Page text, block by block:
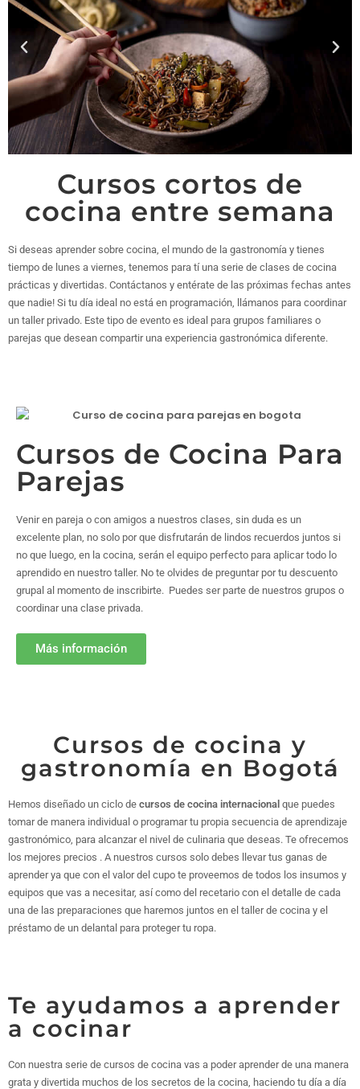
Cursos cortos de
cocina entre semana
Si deseas aprender sobre cocina, el mundo de la gastronomía y tienes
tiempo de lunes a viernes, tenemos para tí una serie de clases de cocina
prácticas y divertidas. Contáctanos y entérate de las próximas fechas antes
que nadie! Si tu día ideal no está en programación, llámanos para coordinar
un taller privado. Este tipo de evento es ideal para grupos familiares o
parejas que desean compartir una experiencia gastronómica diferente.
Cursos de Cocina Para
Parejas
Venir en pareja o con amigos a nuestros clases, sin duda es un
excelente plan, no solo por que disfrutarán de lindos recuerdos juntos si
no que luego, en la cocina, serán el equipo perfecto para aplicar todo lo
aprendido en nuestro taller. No te olvides de preguntar por tu descuento
grupal al momento de inscribirte. Puedes ser parte de nuestros grupos o
coordinar una clase privada.
Más información
Cursos de cocina y
gastronomía en Bogotá
Hemos diseñado un ciclo de cursos de cocina internacional que puedes
tomar de manera individual o programar tu propia secuencia de aprendizaje
gastronómico, para alcanzar el nivel de culinaria que deseas. Te ofrecemos
los mejores precios . A nuestros cursos solo debes llevar tus ganas de
aprender ya que con el valor del cupo te proveemos de todos los insumos y
equipos que vas a necesitar, así como del recetario con el detalle de cada
una de las preparaciones que haremos juntos en el taller de cocina y el
préstamo de un delantal para proteger tu ropa.
Te ayudamos a aprender
a cocinar
Con nuestra serie de cursos de cocina vas a poder aprender de una manera
grata y divertida muchos de los secretos de la cocina, haciendo tu día a día